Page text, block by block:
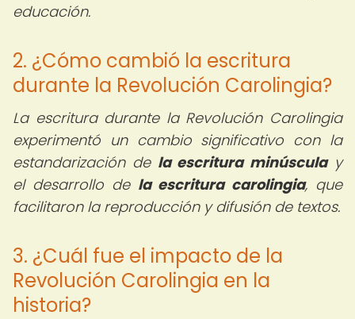
educación.
2. ¿Cómo cambió la escritura
durante la Revolución Carolingia?
La escritura durante la Revolución Carolingia
experimentó un cambio significativo con la
estandarización de la escritura minúsculay
el desarrollo de la escritura carolingia, que
facilitaron la reproducción y difusión de textos.
3. ¿Cuál fue el impacto de la
Revolución Carolingia en la
historia?